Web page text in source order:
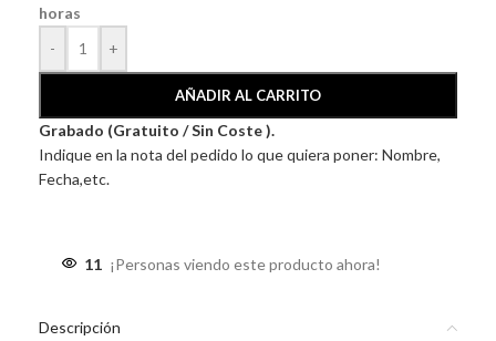
horas
-
+
AÑADIR AL CARRITO
Grabado (Gratuito / Sin Coste ).
Indique en la nota del pedido lo que quiera poner: Nombre,
Fecha,etc.
11 ¡Personas viendo este producto ahora!
Descripción